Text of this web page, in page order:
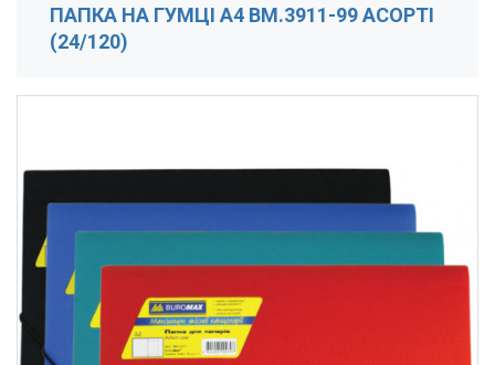
ПАПКА НА ГУМЦІ А4 BM.3911-99 АСОРТІ
(24/120)